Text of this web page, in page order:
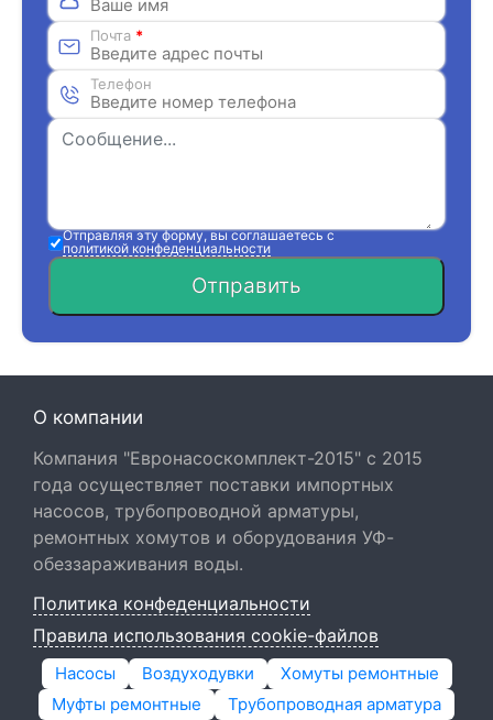
Почта *
Телефон
Отправляя эту форму, вы соглашаетесь с
политикой конфеденциальности
Отправить
О компании
Компания "Евронасоскомплект-2015" с 2015
года осуществляет поставки импортных
насосов, трубопроводной арматуры,
ремонтных хомутов и оборудования УФ-
обеззараживания воды.
Политика конфеденциальности
Правила использования cookie-файлов
Насосы Воздуходувки
Хомуты ремонтные
Муфты ремонтные
Трубопроводная арматура